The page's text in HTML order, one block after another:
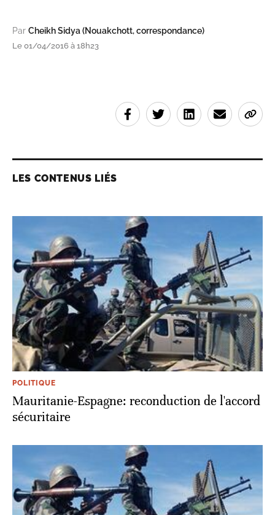
Par Cheikh Sidya (Nouakchott, correspondance)
Le 01/04/2016 à 18h23
LES CONTENUS LIÉS
POLITIQUE
Mauritanie-Espagne: reconduction de l'accord
sécuritaire